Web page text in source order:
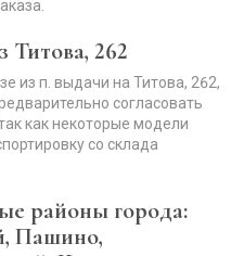
Титова, 262
из п. выдачи на Титова, 262,
согласовать
как некоторые модели
со склада
районы города:
Пашино,